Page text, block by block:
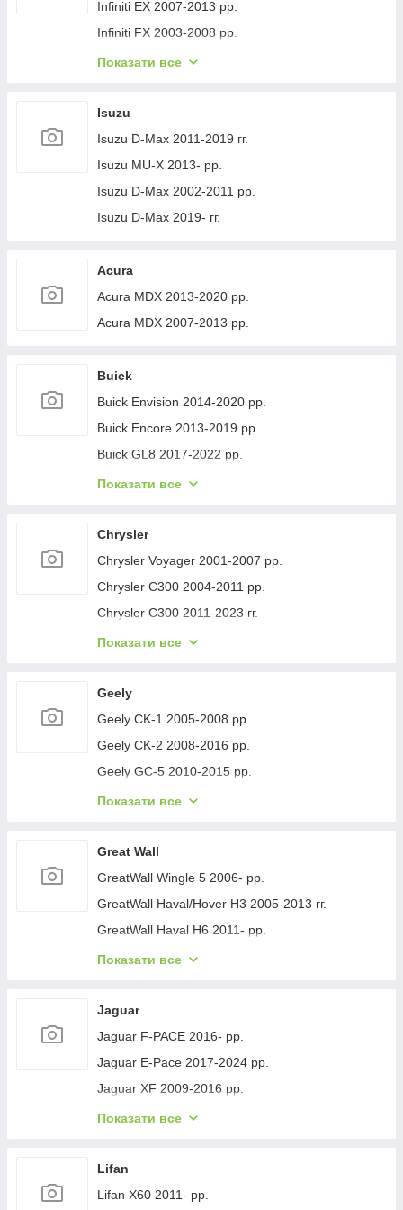
Jeep Cherokee XJ 1984-2001 гг.
Infiniti EX 2007-2013 рр.
Infiniti FX 2003-2008 рр.
Infiniti FX 2008-2012 рр.
Infiniti Q30 2015-2024 гг.
Infiniti Q50/Q60 2013-2024 рр.
Infiniti QX50 2013-2017 рр.
Infiniti QX56 2010-2013 рр.
Infiniti QX70 2013-2019 рр.
Infiniti G25/G35/37 (V36/CV36) 2006-2015 гг.
Infinity Q70/M-series 2010-2019 рр.
Infiniti QX80 2013-2024 рр.
Показати все
Isuzu
Isuzu D-Max 2011-2019 гг.
Isuzu MU-X 2013- рр.
Isuzu D-Max 2002-2011 рр.
Isuzu D-Max 2019- гг.
Acura
Acura MDX 2013-2020 рр.
Acura MDX 2007-2013 рр.
Buick
Buick Envision 2014-2020 рр.
Buick Encore 2013-2019 рр.
Buick GL8 2017-2022 рр.
Buick Lacrosse 2017-2023 рр.
Buick Verano 2016-2021 рр.
Buick Enclave 2007-2012 рр.
Показати все
Chrysler
Chrysler Voyager 2001-2007 рр.
Chrysler C300 2004-2011 рр.
Chrysler C300 2011-2023 гг.
Chrysler Voyager 1996-2001 рр.
Chrysler 200 II 2014-2017 рр.
Показати все
Geely
Geely CK-1 2005-2008 рр.
Geely CK-2 2008-2016 рр.
Geely GC-5 2010-2015 рр.
Geely GC-6 2014-2020 рр.
Geely Emgrand EC7 2009- рр.
Geely Emgrand X7 2011- рр.
Geely LC Cross 2008-2016 гг.
Geely MK 2006-2014 рр.
Geely MK Cross 2010-2016 рр.
Показати все
Great Wall
GreatWall Wingle 5 2006- рр.
GreatWall Haval/Hover H3 2005-2013 гг.
GreatWall Haval H6 2011- рр.
GreatWall Haval F7 2018-2024 рр.
Показати все
Jaguar
Jaguar F-PACE 2016- рр.
Jaguar E-Pace 2017-2024 рр.
Jaguar XF 2009-2016 рр.
Jaguar XF 2016- рр.
Jaguar XJ 2010-хв.
Показати все
Lifan
Lifan X60 2011- рр.